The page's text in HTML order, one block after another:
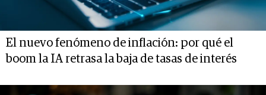
El nuevo fenómeno de inflación: por qué el
boom la IA retrasa la baja de tasas de interés